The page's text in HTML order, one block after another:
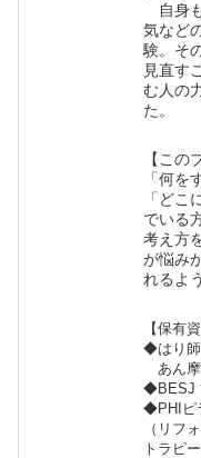
自身
気など
験。そ
見直す
む人の
た。
【この
「何を
「どこ
でいる
考え方
が悩み
れるよ
【保有
◆はり師
あん摩
◆BESJ
◆PHIピ
（リフ
トラピ